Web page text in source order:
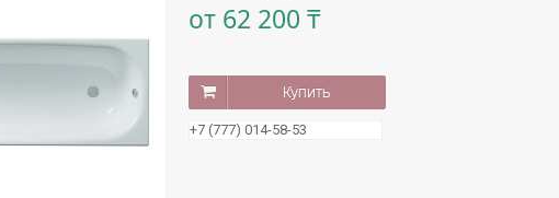
от 62 200 ₸
Купить
+7 (777) 014-58-53